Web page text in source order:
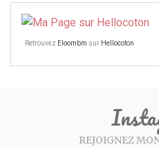
Retrouvez Eloombm sur Hellocoton
REJOIGNEZ